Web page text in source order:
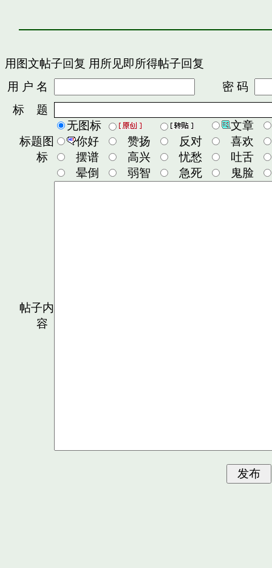
用图文帖子回复 用所见即所得帖子回复
用 户 名
密 码
标 题
标题图
标
无图标
文章
你好
赞扬 反对
喜欢
摆谱
高兴 忧愁
吐舌
晕倒
弱智 急死 鬼脸
帖子内
容